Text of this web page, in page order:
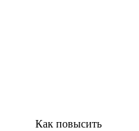
Как повысить